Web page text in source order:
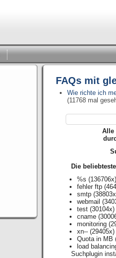
FAQs mit
Wie richte ich
(11768 mal
Alle
Die
%s
fehler ftp
smtp
webmail
test (30104x)
cname
monitoring
xn-- (29405x)
Quota in MB
load
Suchplugin